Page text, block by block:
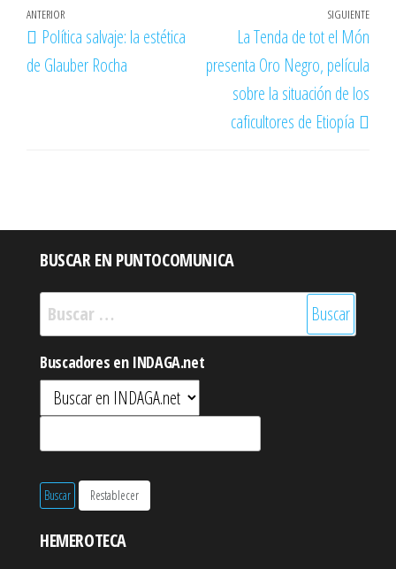
Navegación
de
entradas
Entrada
anterior
ANTERIOR
Política salvaje: la estética
de Glauber Rocha
SIGUIENTE
La Tenda de tot el Món
presenta Oro Negro, película
sobre la situación de los
caficultores de Etiopía
BUSCAR EN PUNTOCOMUNICA
Buscar:
Buscadores en INDAGA.net
HEMEROTECA